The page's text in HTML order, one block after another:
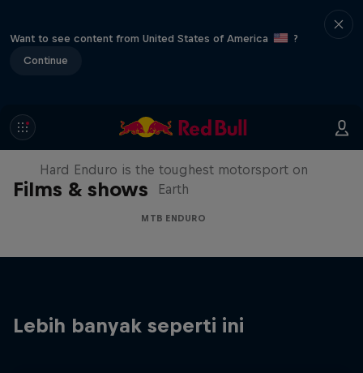
Want to see content from United States of America
?
Continue
Films & shows
Hard Enduro 2025: The Hardest
Season Yet?
Hard Enduro is the toughest motorsport on
Earth
MTB ENDURO
Lebih banyak seperti ini